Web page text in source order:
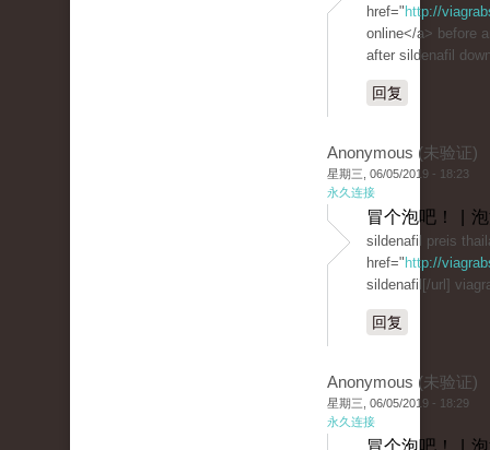
href=" http://
online</a> before
after sildenafil
回复
Anonymous (未验证)
星期三, 06/05/2019 - 18:23
永久连接
冒个泡吧！ |
sildenafil preis
href=" http://
sildenafil[/url]
回复
Anonymous (未验证)
星期三, 06/05/2019 - 18:29
永久连接